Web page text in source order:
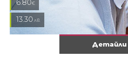
Детайли
6.80€
13.30 лв.